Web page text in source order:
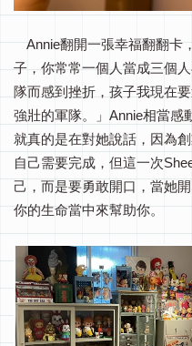
Annie翻開一張幸福翻翻卡
子，你常常一個人當成三個
隊而感到挫折，孩子我現在
強壯的軍隊。」Annie相當感
就真的是在對她說話，因為
自己需要完成，但這一次
己，而是要勇敢開口，當她
你的生命當中來幫助你。